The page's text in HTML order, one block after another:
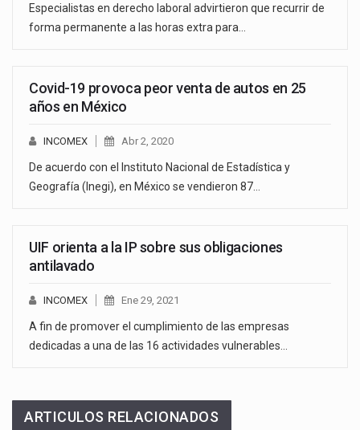
Especialistas en derecho laboral advirtieron que recurrir de
forma permanente a las horas extra para…
Covid-19 provoca peor venta de autos en 25
años en México
INCOMEX Abr 2, 2020
De acuerdo con el Instituto Nacional de Estadística y
Geografía (Inegi), en México se vendieron 87…
UIF orienta a la IP sobre sus obligaciones
antilavado
INCOMEX Ene 29, 2021
A fin de promover el cumplimiento de las empresas
dedicadas a una de las 16 actividades vulnerables…
ARTICULOS RELACIONADOS